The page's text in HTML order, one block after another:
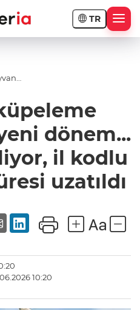
TR
il
dönem...
il kodlu
uzatıldı
10:20